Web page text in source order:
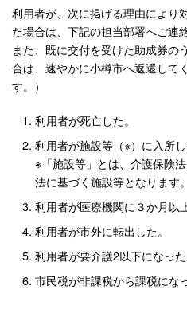
利用者が、次に掲げる理由により
た場合は、下記の担当部署へご連
また、既に交付を受けた助成券の
合は、速やかに小樽市へ返還して
す。）
利用者が死亡した。
利用者が施設等（※）に入所し
※「施設等」とは、介護保険
法に基づく施設等となります。
利用者が医療機関に３か月以
利用者が市外に転出した。
利用者が要介護2以下になった
市民税が非課税から課税にな